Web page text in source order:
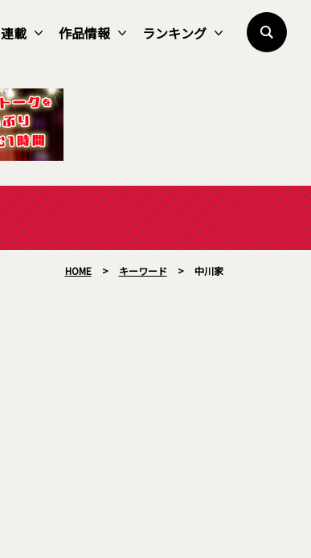
連載 作品情報 ランキング
HOME > キーワード > 中川家